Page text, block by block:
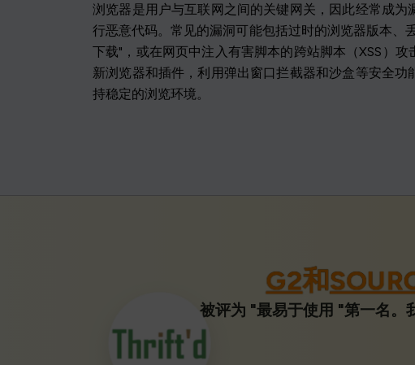
浏览器是用户与互联网之间的关键网关，因此经常成
行恶意代码。常见的漏洞可能包括过时的浏览器版本
下载"，或在网页中注入有害脚本的跨站脚本（XSS）
新浏览器和插件，利用弹出窗口拦截器和沙盒等安全
持稳定的浏览环境。
G2和
被评为 "最易于使用 "第一名。